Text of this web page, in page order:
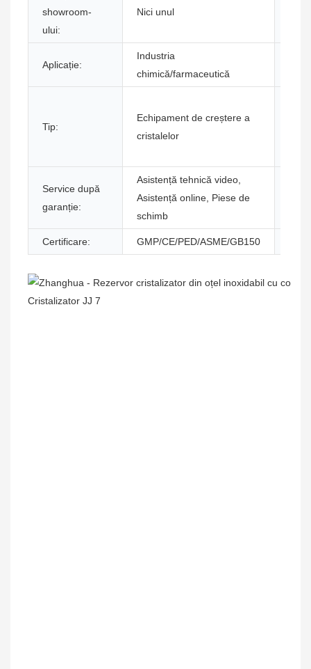
showroom-
ului:
Nici unul
Aplicație:
Industria
chimică/farmaceutică
Tip:
Echipament de creștere a
cristalelor
Service după
garanție:
Asistență tehnică video,
Asistență online, Piese de
schimb
Certificare: GMP/CE/PED/ASME/GB150